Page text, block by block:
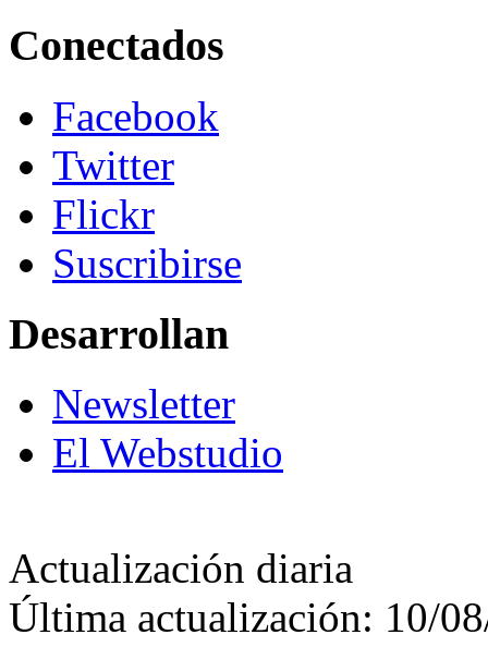
Conectados
Facebook
Twitter
Flickr
Suscribirse
Desarrollan
Newsletter
El Webstudio
Actualización diaria
Última actualización: 10/